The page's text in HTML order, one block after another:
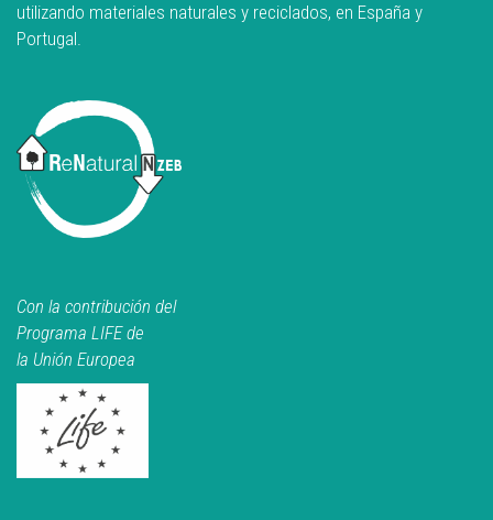
utilizando materiales naturales y reciclados, en España y
Portugal.
Con la contribución del
Programa LIFE de
la Unión Europea